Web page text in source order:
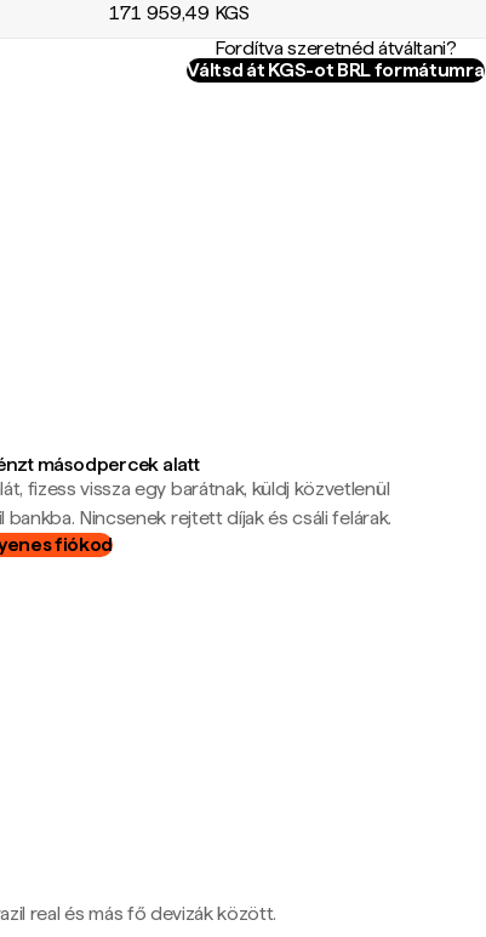
171 959,49 KGS
Fordítva szeretnéd átváltani?
Váltsd át KGS-ot BRL formátumra
másodpercek alatt
fizess vissza egy barátnak, küldj közvetlenül
bankba. Nincsenek rejtett díjak és csáli felárak.
fiókod
real és más fő devizák között.